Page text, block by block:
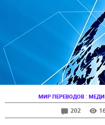
МИР ПЕРЕВОДОВ :
202